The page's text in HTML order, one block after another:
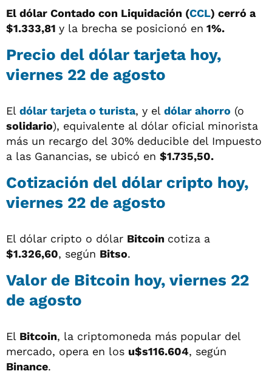
El dólar Contado con Liquidación (CCL) cerró a
$1.333,81 y la brecha se posicionó en 1%.
Precio del dólar tarjeta hoy,
viernes 22 de agosto
El dólar tarjeta o turista, y el dólar ahorro (o
solidario), equivalente al dólar oficial minorista
más un recargo del 30% deducible del Impuesto
a las Ganancias, se ubicó en $1.735,50.
Cotización del dólar cripto hoy,
viernes 22 de agosto
El dólar cripto o dólar Bitcoin cotiza a
$1.326,60, según Bitso.
Valor de Bitcoin hoy, viernes 22
de agosto
El Bitcoin, la criptomoneda más popular del
mercado, opera en los u$s116.604, según
Binance.